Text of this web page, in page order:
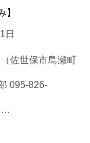
】
日
佐世保市島瀬町
095-826-
…